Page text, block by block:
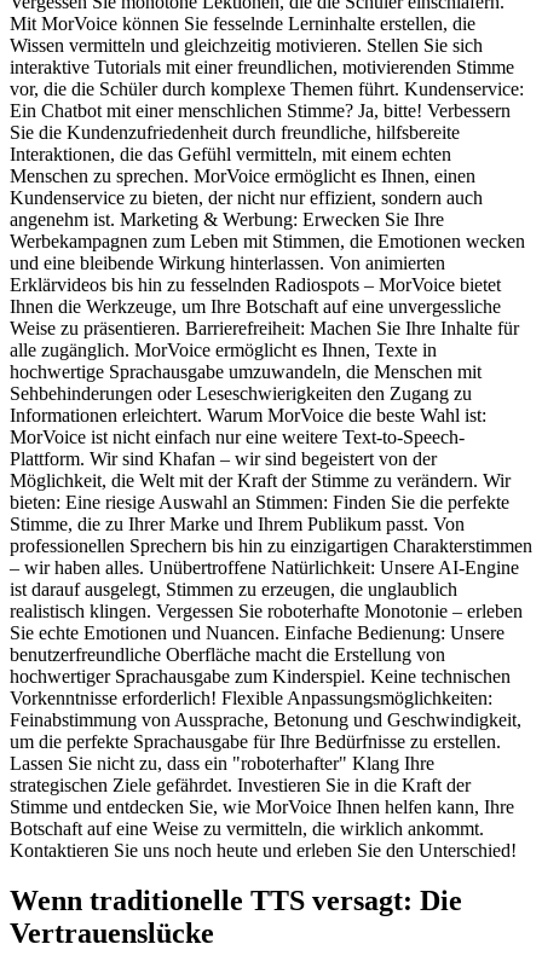
Mit MorVoice können Sie fesselnde Lerninhalte erstellen, die
Wissen vermitteln und gleichzeitig motivieren. Stellen Sie sich
interaktive Tutorials mit einer freundlichen, motivierenden Stimme
vor, die die Schüler durch komplexe Themen führt. Kundenservice:
Ein Chatbot mit einer menschlichen Stimme? Ja, bitte! Verbessern
Sie die Kundenzufriedenheit durch freundliche, hilfsbereite
Interaktionen, die das Gefühl vermitteln, mit einem echten
Menschen zu sprechen. MorVoice ermöglicht es Ihnen, einen
Kundenservice zu bieten, der nicht nur effizient, sondern auch
angenehm ist. Marketing & Werbung: Erwecken Sie Ihre
Werbekampagnen zum Leben mit Stimmen, die Emotionen wecken
und eine bleibende Wirkung hinterlassen. Von animierten
Erklärvideos bis hin zu fesselnden Radiospots – MorVoice bietet
Ihnen die Werkzeuge, um Ihre Botschaft auf eine unvergessliche
Weise zu präsentieren. Barrierefreiheit: Machen Sie Ihre Inhalte für
alle zugänglich. MorVoice ermöglicht es Ihnen, Texte in
hochwertige Sprachausgabe umzuwandeln, die Menschen mit
Sehbehinderungen oder Leseschwierigkeiten den Zugang zu
Informationen erleichtert. Warum MorVoice die beste Wahl ist:
MorVoice ist nicht einfach nur eine weitere Text-to-Speech-
Plattform. Wir sind Khafan – wir sind begeistert von der
Möglichkeit, die Welt mit der Kraft der Stimme zu verändern. Wir
bieten: Eine riesige Auswahl an Stimmen: Finden Sie die perfekte
Stimme, die zu Ihrer Marke und Ihrem Publikum passt. Von
professionellen Sprechern bis hin zu einzigartigen Charakterstimmen
– wir haben alles. Unübertroffene Natürlichkeit: Unsere AI-Engine
ist darauf ausgelegt, Stimmen zu erzeugen, die unglaublich
realistisch klingen. Vergessen Sie roboterhafte Monotonie – erleben
Sie echte Emotionen und Nuancen. Einfache Bedienung: Unsere
benutzerfreundliche Oberfläche macht die Erstellung von
hochwertiger Sprachausgabe zum Kinderspiel. Keine technischen
Vorkenntnisse erforderlich! Flexible Anpassungsmöglichkeiten:
Feinabstimmung von Aussprache, Betonung und Geschwindigkeit,
um die perfekte Sprachausgabe für Ihre Bedürfnisse zu erstellen.
Lassen Sie nicht zu, dass ein "roboterhafter" Klang Ihre
strategischen Ziele gefährdet. Investieren Sie in die Kraft der
Stimme und entdecken Sie, wie MorVoice Ihnen helfen kann, Ihre
Botschaft auf eine Weise zu vermitteln, die wirklich ankommt.
Kontaktieren Sie uns noch heute und erleben Sie den Unterschied!
Wenn traditionelle TTS versagt: Die
Vertrauenslücke